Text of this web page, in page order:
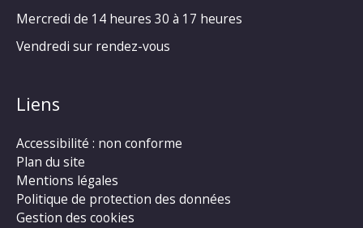
Mercredi de 14 heures 30 à 17 heures
Vendredi sur rendez-vous
Liens
Accessibilité : non conforme
Plan du site
Mentions légales
Politique de protection des données
Gestion des cookies